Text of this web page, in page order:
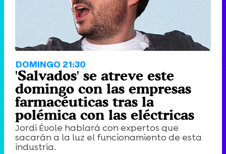
DOMINGO 21:30
'Salvados' se atreve este
domingo con las empresas
farmacéuticas tras la
polémica con las eléctricas
Jordi Évole hablará con expertos que
sacarán a la luz el funcionamiento de esta
industria.